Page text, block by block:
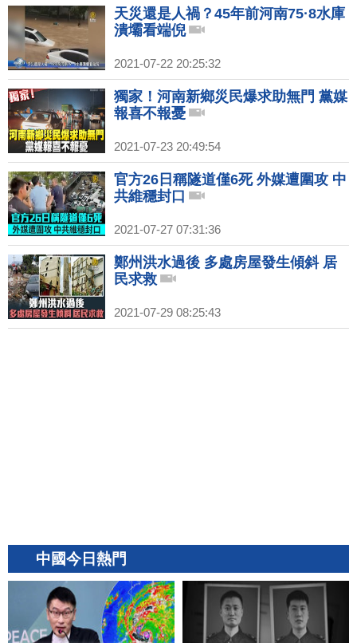
天災還是人禍？45年前河南75·8水庫
潰壩看端倪
2021-07-22 20:25:32
獨家！河南新鄉災民爆求助無門 黨媒
報喜不報憂
2021-07-23 20:49:54
官方26日稱隧道僅6死 外媒遭圍攻 中
共維穩封口
2021-07-27 07:31:36
鄭州洪水過後 多處房屋發生傾斜 居
民求救
2021-07-29 08:25:43
中國今日熱門